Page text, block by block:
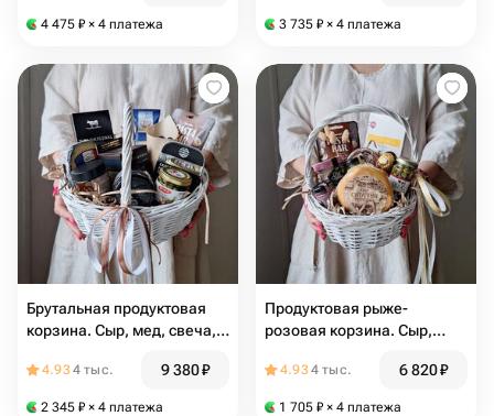
4 475 ₽ × 4 платежа 3 735 ₽ × 4 платежа
Брутальная продуктовая
корзина. Сыр, мед, свеча,
соус и голубика
4.934 тыс. 9 380₽
2 345 ₽ × 4 платежа
Продуктовая рыже-
розовая корзина. Сыр,
соус, мед, паштет и
4.934 тыс. 6 820₽
1 705 ₽ × 4 платежа